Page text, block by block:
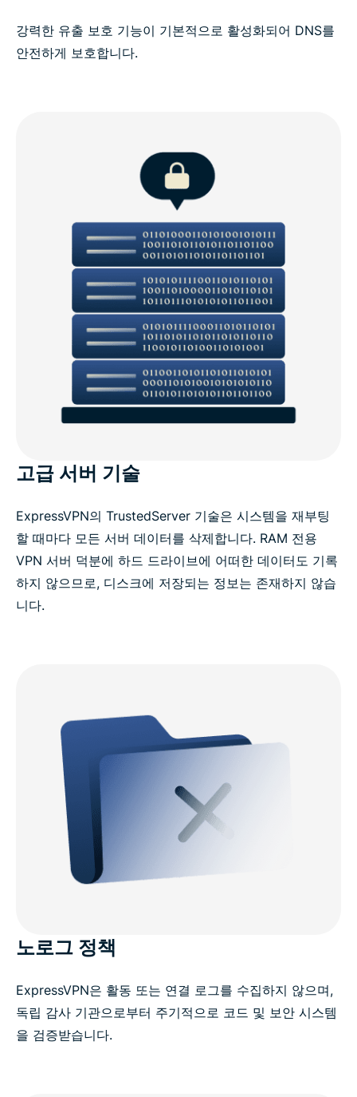
강력한 유출 보호 기능이 기본적으로 활성화되어 DNS를
안전하게 보호합니다.
고급 서버 기술
ExpressVPN의 TrustedServer 기술은 시스템을 재부팅
할 때마다 모든 서버 데이터를 삭제합니다. RAM 전용
VPN 서버 덕분에 하드 드라이브에 어떠한 데이터도 기록
하지 않으므로, 디스크에 저장되는 정보는 존재하지 않습
니다.
노로그 정책
ExpressVPN은 활동 또는 연결 로그를 수집하지 않으며,
독립 감사 기관으로부터 주기적으로 코드 및 보안 시스템
을 검증받습니다.